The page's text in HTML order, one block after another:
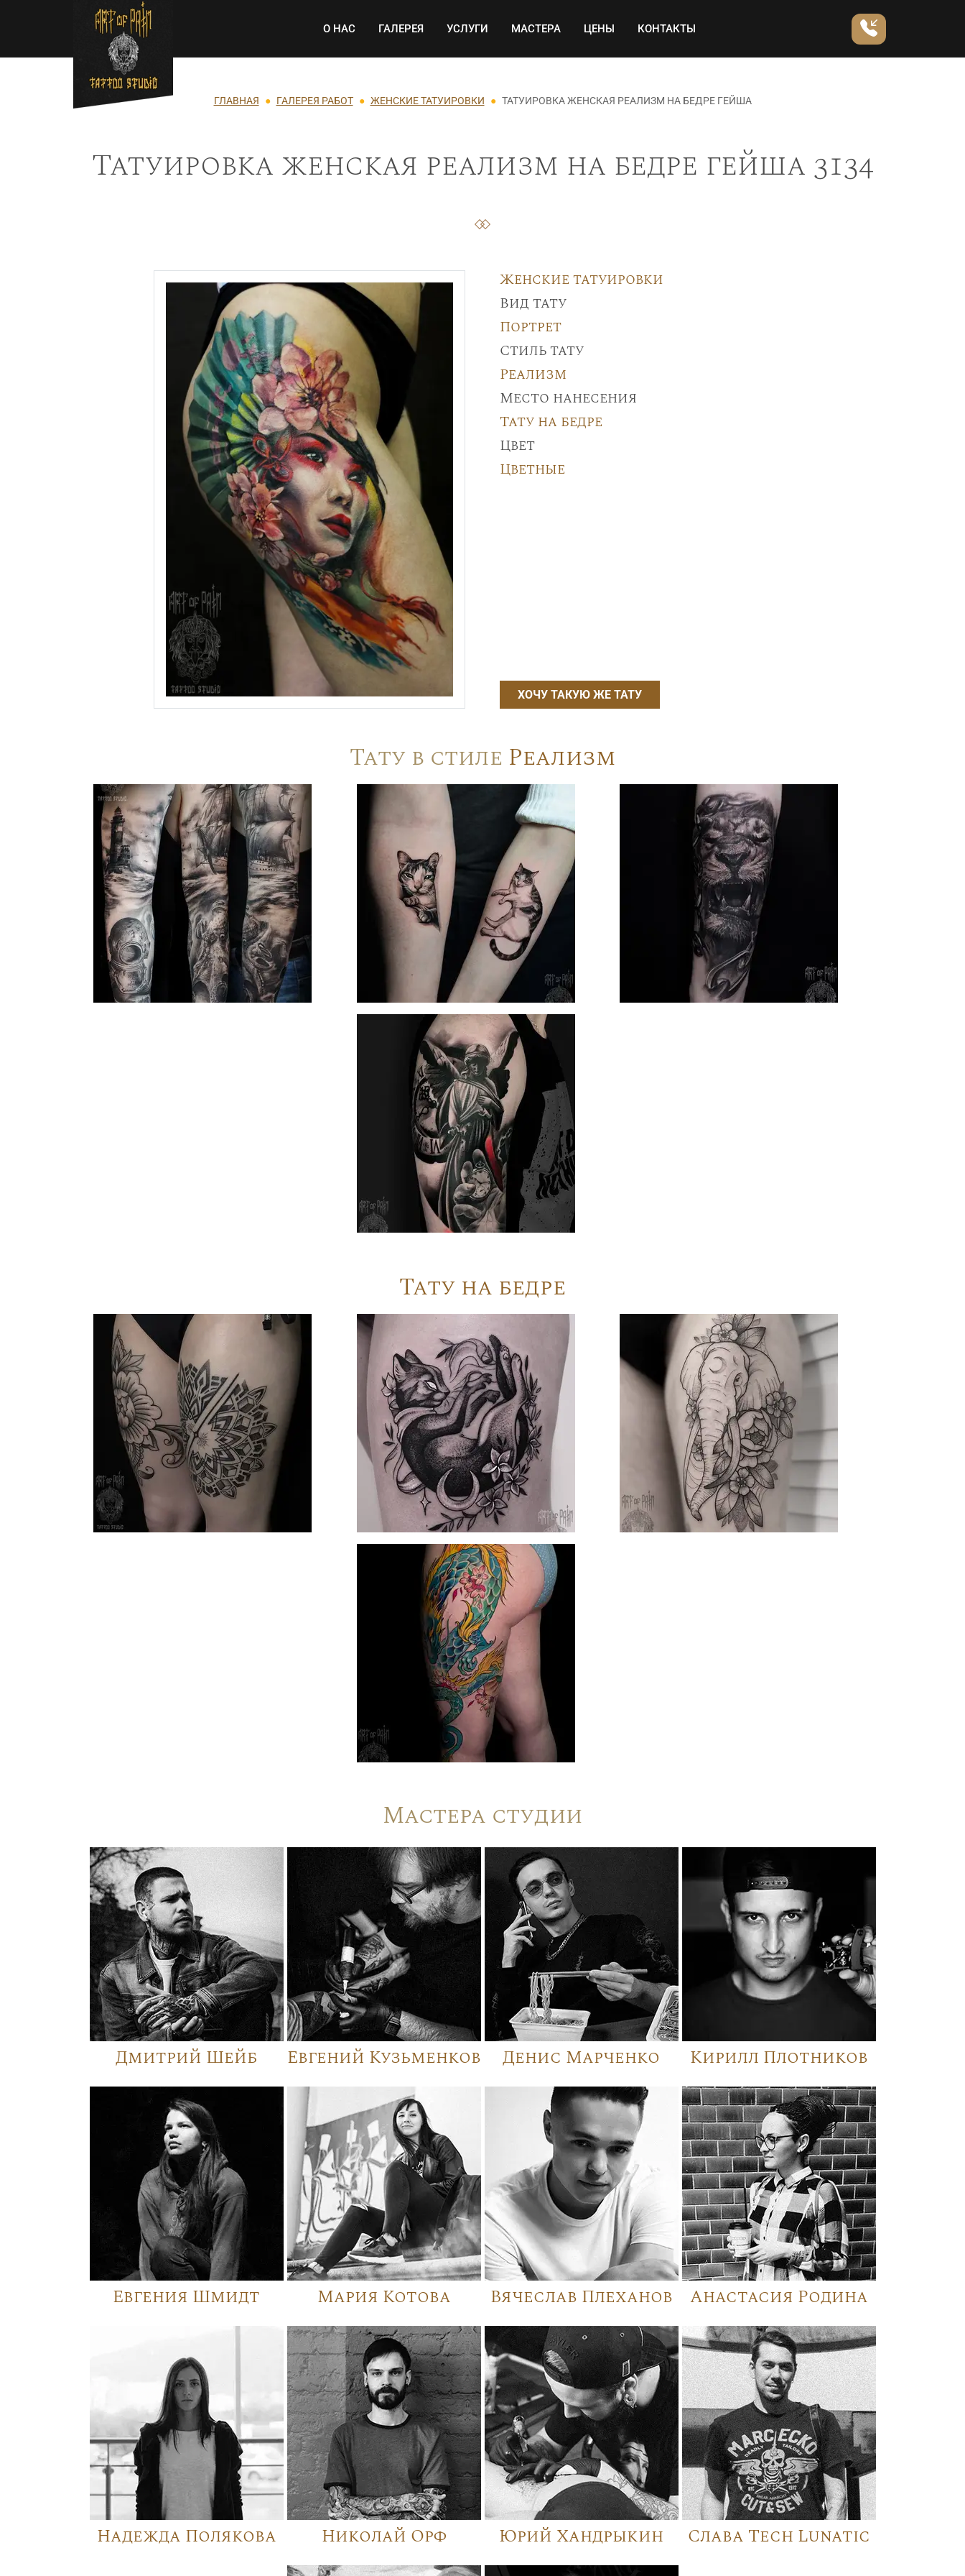
Перейти к основному содержанию Основная навигация
О НАС ГАЛЕРЕЯ УСЛУГИ МАСТЕРА ЦЕНЫ КОНТАКТЫ
Строка навигации
ГЛАВНАЯ ГАЛЕРЕЯ РАБОТ ЖЕНСКИЕ ТАТУИРОВКИ ТАТУИРОВКА ЖЕНСКАЯ РЕАЛИЗМ НА БЕДРЕ ГЕЙША
Татуировка женская реализм на бедре гейша 3134
Женские татуировки
Вид тату
Портрет
Стиль тату
Реализм
Место нанесения
Тату на бедре
Цвет
Цветные
ХОЧУ ТАКУЮ ЖЕ ТАТУ
Тату в стиле Реализм
Тату на бедре
Мастера студии
Дмитрий Шейб Евгений Кузьменков Денис Марченко Кирилл Плотников
Евгения Шмидт Мария Котова Вячеслав Плеханов Анастасия Родина
Надежда Полякова Николай Орф Юрий Хандрыкин Слава Tech Lunatic